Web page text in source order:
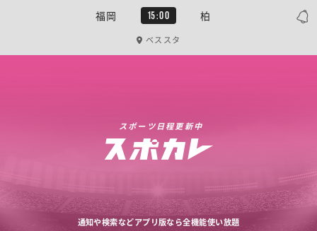
福岡 15:00 柏
ベススタ
スポーツ日程更新中
通知や検索などアプリ版なら全機能使い放題